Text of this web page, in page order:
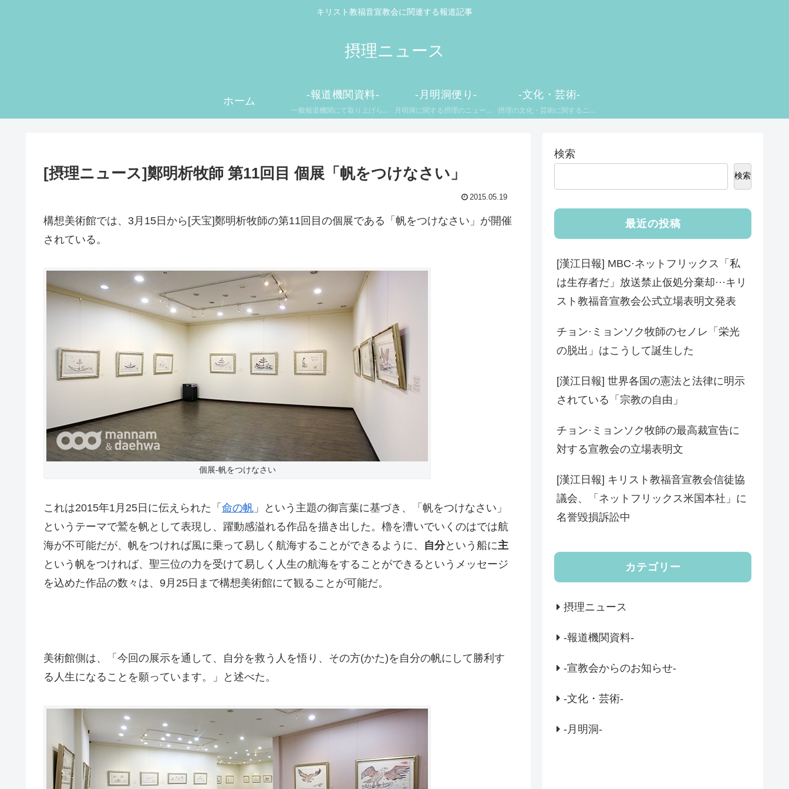
キリスト教福音宣教会に関連する報道記事
摂理ニュース
ホーム
-報道機関資料-
一般報道機関にて取り上げられた摂理や鄭明析牧師に関するニュースをお伝えします。
-月明洞便り-
月明洞に関する摂理のニュースをお伝えします。
-文化・芸術-
摂理の文化・芸術に関するニュースをお伝えします。
[摂理ニュース]鄭明析牧師 第11回目 個展「帆をつけなさい」
2015.05.19
構想美術館では、3月15日から[天宝]鄭明析牧師の第11回目の個展である「帆をつけなさい」が開催
されている。
個展-帆をつけなさい
これは2015年1月25日に伝えられた「 命の帆 」という主題の御言葉に基づき、「帆をつけなさい」
というテーマで鷲を帆として表現し、躍動感溢れる作品を描き出した。櫓を漕いでいくのはでは航
海が不可能だが、帆をつければ風に乗って易しく航海することができるように、 自分という船に主
という帆をつければ、聖三位の力を受けて易しく人生の航海をすることができるというメッセージ
を込めた作品の数々は、9月25日まで構想美術館にて観ることが可能だ。
美術館側は、「今回の展示を通して、自分を救う人を悟り、その方(かた)を自分の帆にして勝利す
る人生になることを願っています。」と述べた。
検索
検索
最近の投稿
[漢江日報] MBC·ネットフリックス「私
は生存者だ」放送禁止仮処分棄却···キリ
スト教福音宣教会公式立場表明文発表
チョン·ミョンソク牧師のセノレ「栄光
の脱出」はこうして誕生した
[漢江日報] 世界各国の憲法と法律に明示
されている「宗教の自由」
チョン·ミョンソク牧師の最高裁宣告に
対する宣教会の立場表明文
[漢江日報] キリスト教福音宣教会信徒協
議会、「ネットフリックス米国本社」に
名誉毀損訴訟中
カテゴリー
摂理ニュース
-報道機関資料-
-宣教会からのお知らせ-
-文化・芸術-
-月明洞-